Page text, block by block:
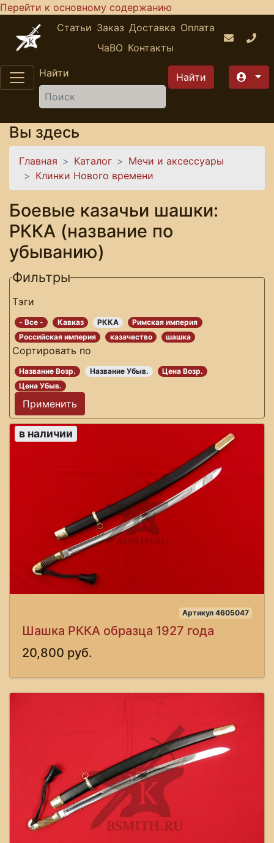
Перейти к основному содержанию
Статьи Заказ Доставка Оплата
ЧаВО Контакты
Найти
Вы здесь
Главная Каталог
Мечи и аксессуары
Клинки Нового времени
Боевые казачьи шашки:
РККА (название по
убыванию)
Фильтры
Тэги
- Все - Кавказ РККА
Римская империя
Российская империя
казачество шашка
Сортировать по
Название Возр. Название Убыв.
Цена Возр.
Цена Убыв.
в наличии
Артикул 4605047
Шашка РККА образца 1927 года
20,800 руб.